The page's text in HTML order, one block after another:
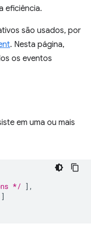
eficiência.
são usados, por
. Nesta página,
os eventos
em uma ou mais
*/ ],
]